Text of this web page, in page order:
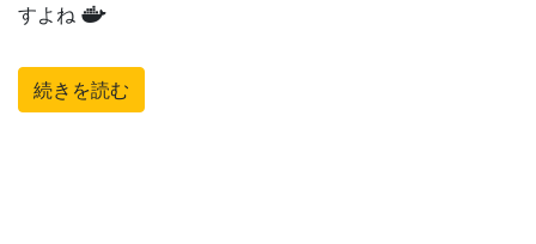
すよね
続きを読む